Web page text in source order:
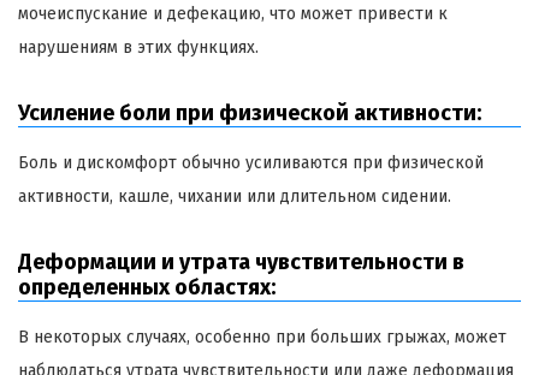
мочеиспускание и дефекацию, что может привести к
нарушениям в этих функциях.
Усиление боли при физической активности:
Боль и дискомфорт обычно усиливаются при физической
активности, кашле, чихании или длительном сидении.
Деформации и утрата чувствительности в
определенных областях:
В некоторых случаях, особенно при больших грыжах, может
наблюдаться утрата чувствительности или даже деформация